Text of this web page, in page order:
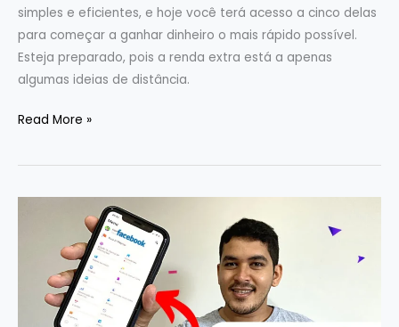
simples e eficientes, e hoje você terá acesso a cinco delas
para começar a ganhar dinheiro o mais rápido possível.
Esteja preparado, pois a renda extra está a apenas
algumas ideias de distância.
Read More »
restringe
publicações